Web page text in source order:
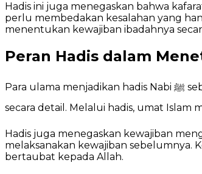
Hadis ini juga menegaskan bahwa
perlu membedakan kesalahan yang
menentukan kewajiban ibadahnya
Peran Hadis dalam
Para ulama menjadikan hadis Nabi ﷺ sebagai dasar utama dalam menetapkan hukum kafarat puasa. Hadis menjelaskan praktik ibadah yang Al-Qur’an tidak rinci
Hadis juga menegaskan kewajiban
melaksanakan kewajiban
bertaubat kepada Allah.